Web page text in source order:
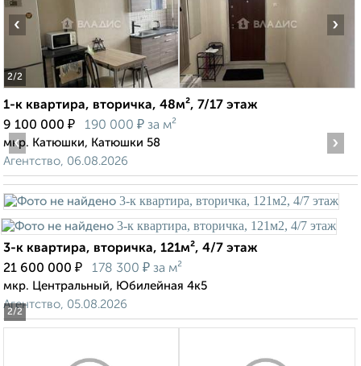
2/2
‹ ›
1-к квартира, вторичка, 48м², 7/17 этаж
9 100 000 ₽ 190 000 ₽ за м²
мкр. Катюшки, Катюшки 58
Агентство, 06.08.2026
2/2
‹ ›
3-к квартира, вторичка, 121м², 4/7 этаж
21 600 000 ₽ 178 300 ₽ за м²
мкр. Центральный, Юбилейная 4к5
Агентство, 05.08.2026